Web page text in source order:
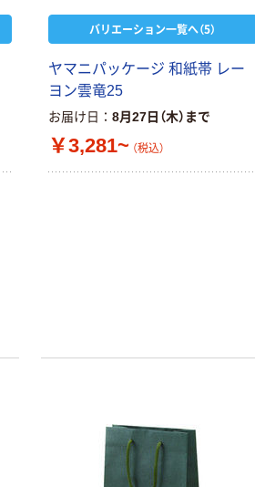
バリエーション一覧へ（5）
ヤマニパッケージ 和紙帯 レー
ヨン雲竜25
お届け日 8月27日（木）まで
￥3,281~ （税込）